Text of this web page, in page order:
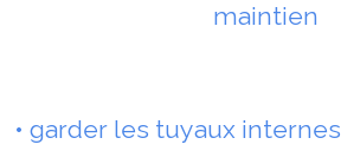
maintien
• garder les tuyaux